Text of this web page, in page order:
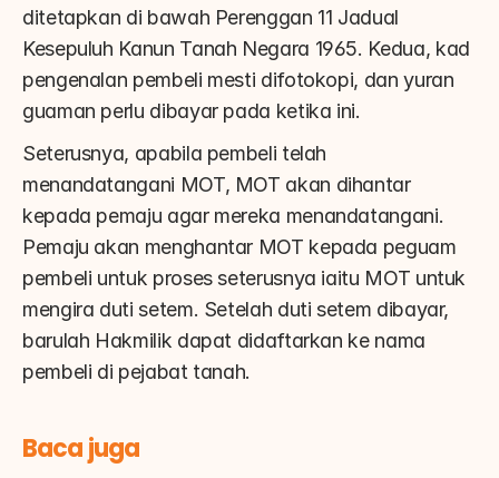
ditetapkan di bawah Perenggan 11 Jadual
Kesepuluh Kanun Tanah Negara 1965. Kedua, kad
pengenalan pembeli mesti difotokopi, dan yuran
guaman perlu dibayar pada ketika ini.
Seterusnya, apabila pembeli telah
menandatangani MOT, MOT akan dihantar
kepada pemaju agar mereka menandatangani.
Pemaju akan menghantar MOT kepada peguam
pembeli untuk proses seterusnya iaitu MOT untuk
mengira duti setem. Setelah duti setem dibayar,
barulah Hakmilik dapat didaftarkan ke nama
pembeli di pejabat tanah.
Baca juga